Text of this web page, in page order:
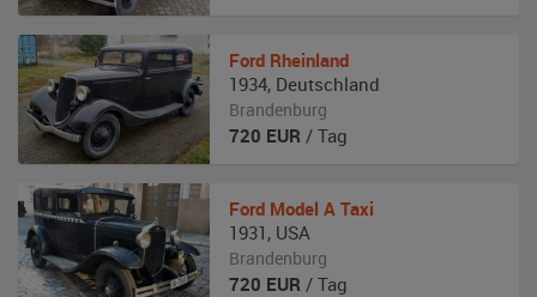
Ford Rheinland
1934, Deutschland
Brandenburg
720 EUR / Tag
Ford Model A Taxi
1931 , USA
Brandenburg
720 EUR / Tag